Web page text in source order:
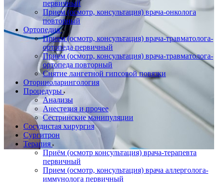
первичный
Прием (осмотр, консультация) врача-онколога
повторный
Ортопедия
Прием (осмотр, консультация) врача-травматолога-
ортопеда первичный
Прием (осмотр, консультация) врача-травматолога-
ортопеда повторный
Снятие лангетной гипсовой повязки
Оториноларингология
Процедуры
Анализы
Анестезия и прочее
Сестринские манипуляции
Сосудистая хирургия
Сургитрон
Терапия
Приём (осмотр консультация) врача-терапевта
первичный
Прием (осмотр, консультация) врача аллерголога-
иммунолога первичный